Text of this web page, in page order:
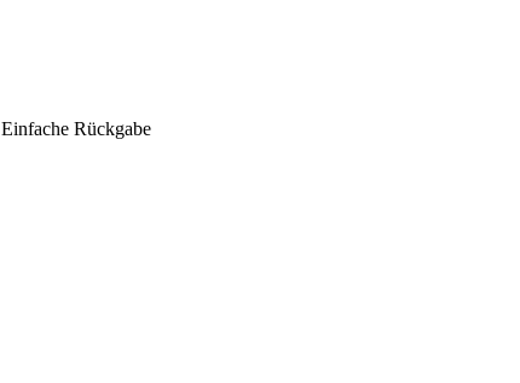
Einfache Rückgabe